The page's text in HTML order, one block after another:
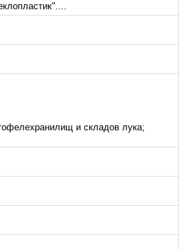
и складов лука;